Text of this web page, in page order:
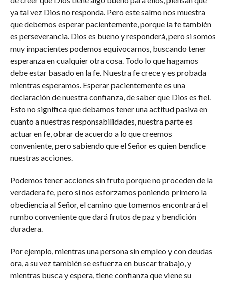
ya tal vez Dios no responda. Pero este salmo nos muestra
que debemos esperar pacientemente, porque la fe también
es perseverancia. Dios es bueno y responderá, pero si somos
muy impacientes podemos equivocarnos, buscando tener
esperanza en cualquier otra cosa. Todo lo que hagamos
debe estar basado en la fe. Nuestra fe crece y es probada
mientras esperamos. Esperar pacientemente es una
declaración de nuestra confianza, de saber que Dios es fiel.
Esto no significa que debamos tener una actitud pasiva en
cuanto a nuestras responsabilidades, nuestra parte es
actuar en fe, obrar de acuerdo a lo que creemos
conveniente, pero sabiendo que el Señor es quien bendice
nuestras acciones.
Podemos tener acciones sin fruto porque no proceden de la
verdadera fe, pero si nos esforzamos poniendo primero la
obediencia al Señor, el camino que tomemos encontrará el
rumbo conveniente que dará frutos de paz y bendición
duradera.
Por ejemplo, mientras una persona sin empleo y con deudas
ora, a su vez también se esfuerza en buscar trabajo, y
mientras busca y espera, tiene confianza que viene su